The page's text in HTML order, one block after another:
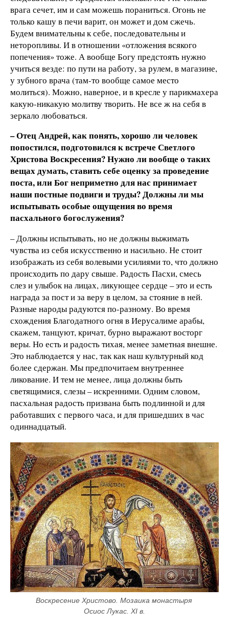
врага сечет, им и сам можешь пораниться. Огонь не
только кашу в печи варит, он может и дом сжечь.
Будем внимательны к себе, последовательны и
неторопливы. И в отношении «отложения всякого
попечения» тоже. А вообще Богу предстоять нужно
учиться везде: по пути на работу, за рулем, в магазине,
у зубного врача (там-то вообще самое место
молиться). Можно, наверное, и в кресле у парикмахера
какую-никакую молитву творить. Не все ж на себя в
зеркало любоваться.
– Отец Андрей, как понять, хорошо ли человек
попостился, подготовился к встрече Светлого
Христова Воскресения? Нужно ли вообще о таких
вещах думать, ставить себе оценку за проведение
поста, или Бог неприметно для нас принимает
наши постные подвиги и труды? Должны ли мы
испытывать особые ощущения во время
пасхального богослужения?
– Должны испытывать, но не должны выжимать
чувства из себя искусственно и насильно. Не стоит
изображать из себя волевыми усилиями то, что должно
происходить по дару свыше. Радость Пасхи, смесь
слез и улыбок на лицах, ликующее сердце – это и есть
награда за пост и за веру в целом, за стояние в ней.
Разные народы радуются по-разному. Во время
схождения Благодатного огня в Иерусалиме арабы,
скажем, танцуют, кричат, бурно выражают восторг
веры. Но есть и радость тихая, менее заметная внешне.
Это наблюдается у нас, так как наш культурный код
более сдержан. Мы предпочитаем внутреннее
ликование. И тем не менее, лица должны быть
светящимися, слезы – искренними. Одним словом,
пасхальная радость призвана быть подлинной и для
работавших с первого часа, и для пришедших в час
одиннадцатый.
Воскресение Христово. Мозаика монастыря
Осиос Лукас. XI в.